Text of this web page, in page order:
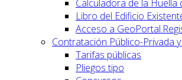
Calculadora de la Huella
Libro del Edificio
Acceso a
Contratación Público-Privada
Tarifas públicas
Pliegos tipo